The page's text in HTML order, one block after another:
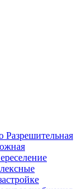
Разрешительная